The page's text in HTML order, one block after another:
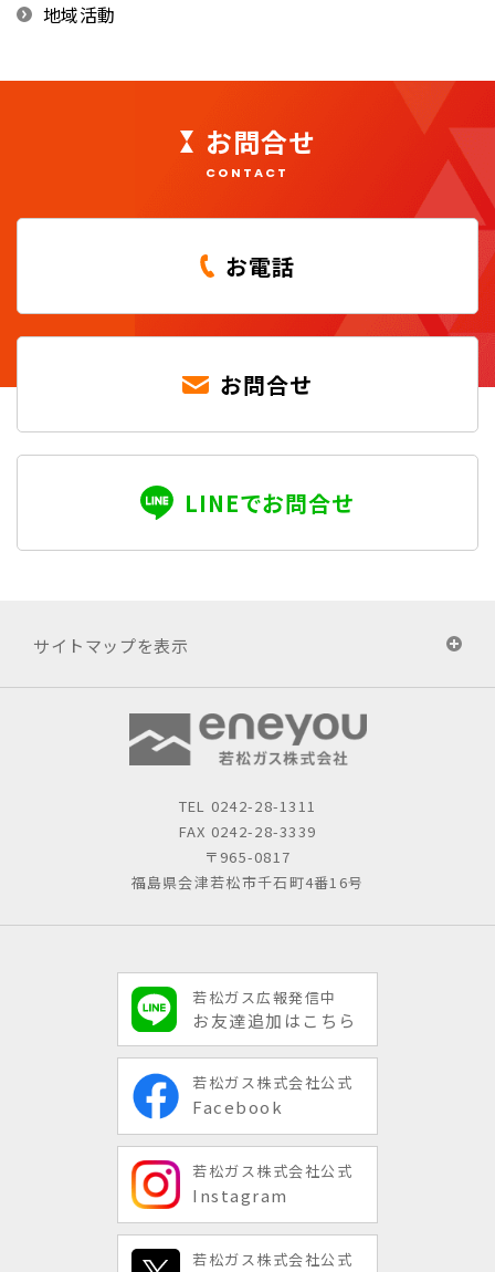
地域活動
お問合せ
CONTACT
お電話
お問合せ
LINEでお問合せ
サイトマップを表示
TEL 0242-28-1311
FAX 0242-28-3339
〒965-0817
福島県会津若松市千石町4番16号
若松ガス広報発信中
お友達追加はこちら
若松ガス株式会社公式
Facebook
若松ガス株式会社公式
Instagram
若松ガス株式会社公式